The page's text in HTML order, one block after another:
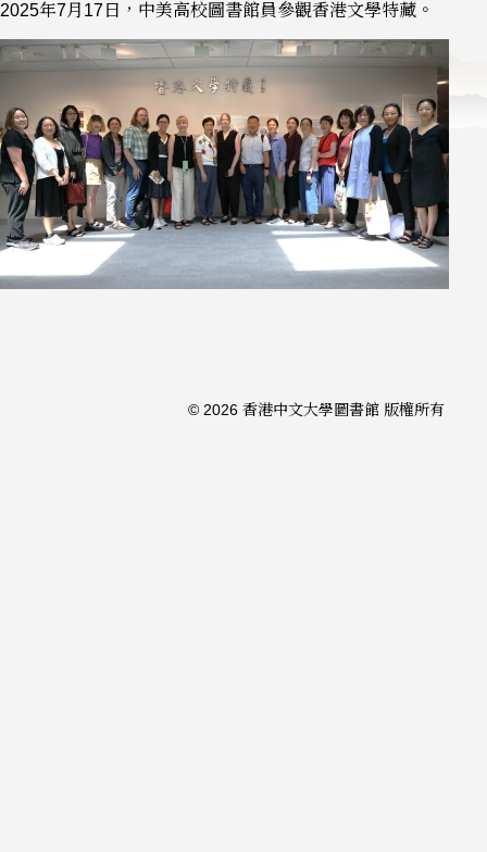
2025年7月17日，中美高校圖書館員參觀香港文學特藏。
© 2026 香港中文大學圖書館 版權所有